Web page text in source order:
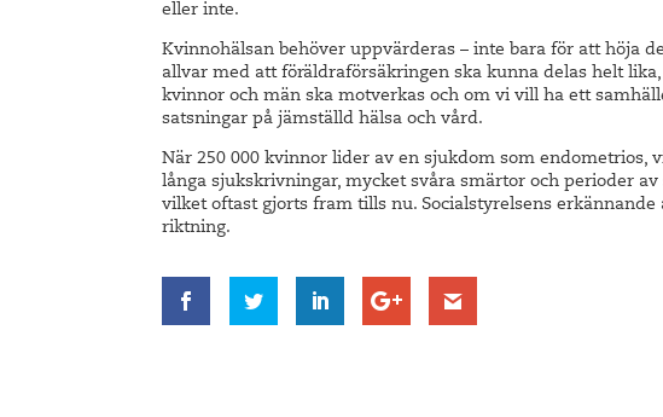
eller inte.
Kvinnohälsan behöver uppvärderas – inte bara för att höja
allvar med att föräldraförsäkringen ska kunna delas helt
kvinnor och män ska motverkas och om vi vill ha ett
satsningar på jämställd hälsa och vård.
När 250 000 kvinnor lider av en sjukdom som
långa sjukskrivningar, mycket svåra smärtor och perioder
vilket oftast gjorts fram tills nu. Socialstyrelsens
riktning.